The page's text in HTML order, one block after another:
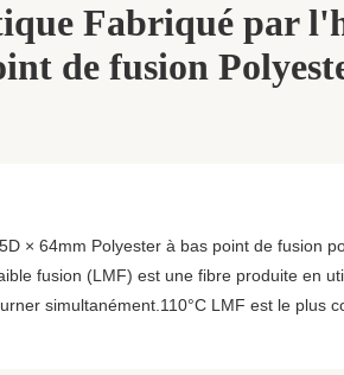
Fabriqué par
de fusion
× 64mm Polyester à bas point de fusion
fusion (LMF) est une fibre produite en
simultanément.110°C LMF est le plus